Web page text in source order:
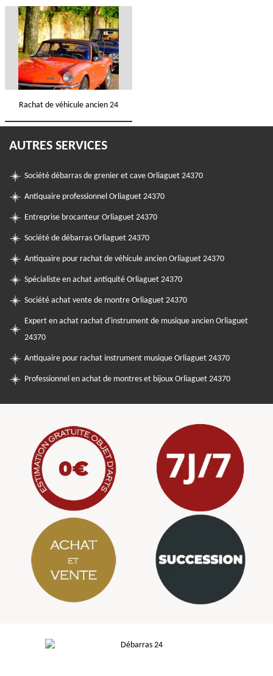
Rachat de véhicule ancien 24
AUTRES SERVICES
Société débarras de grenier et cave Orliaguet 24370
Antiquaire professionnel Orliaguet 24370
Entreprise brocanteur Orliaguet 24370
Société de débarras Orliaguet 24370
Antiquaire pour rachat de véhicule ancien Orliaguet 24370
Spécialiste en achat antiquité Orliaguet 24370
Société achat vente de montre Orliaguet 24370
Expert en achat rachat d'instrument de musique ancien Orliaguet
24370
Antiquaire pour rachat instrument musique Orliaguet 24370
Professionnel en achat de montres et bijoux Orliaguet 24370